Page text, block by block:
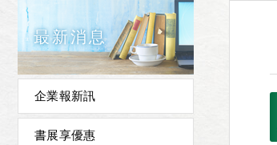
最新消息
企業報新訊
書展享優惠